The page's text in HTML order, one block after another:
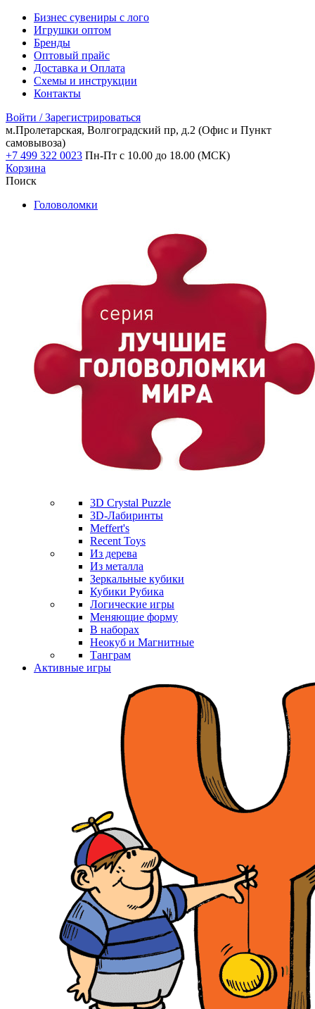
Бизнес сувениры с лого
Игрушки оптом
Бренды
Оптовый прайс
Доставка и Оплата
Схемы и инструкции
Контакты
Войти / Зарегистрироваться
м.Пролетарская, Волгоградский пр, д.2 (Офис и Пункт
самовывоза)
+7 499 322 0023 Пн-Пт с 10.00 до 18.00 (МСК)
Корзина
Поиск
Головоломки
3D Crystal Puzzle
3D-Лабиринты
Meffert's
Recent Toys
Из дерева
Из металла
Зеркальные кубики
Кубики Рубика
Логические игры
Меняющие форму
В наборах
Неокуб и Магнитные
Танграм
Активные игры